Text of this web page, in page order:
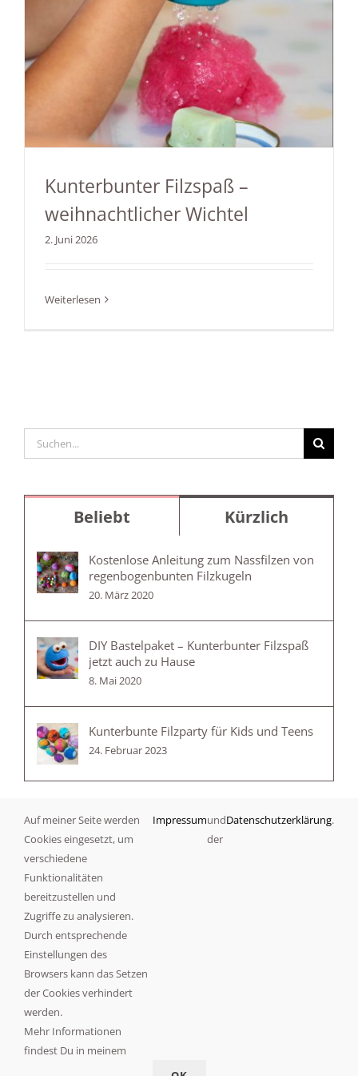
Kunterbunter Filzspaß –
weihnachtlicher Wichtel
2. Juni 2026
Weiterlesen
Suche
nach:
Beliebt Kürzlich
Kostenlose Anleitung zum Nassfilzen von
regenbogenbunten Filzkugeln
20. März 2020
DIY Bastelpaket – Kunterbunter Filzspaß
jetzt auch zu Hause
8. Mai 2020
Kunterbunte Filzparty für Kids und Teens
24. Februar 2023
Kategorien
Angebote
Anleitung
Filzen
Leckeres
Neues
Auf meiner Seite werden
Cookies eingesetzt, um
verschiedene
Funktionalitäten
bereitzustellen und
Zugriffe zu analysieren.
Durch entsprechende
Einstellungen des
Browsers kann das Setzen
der Cookies verhindert
werden.
Mehr Informationen
findest Du in meinem
Impressumund
der
Datenschutzerklärung.